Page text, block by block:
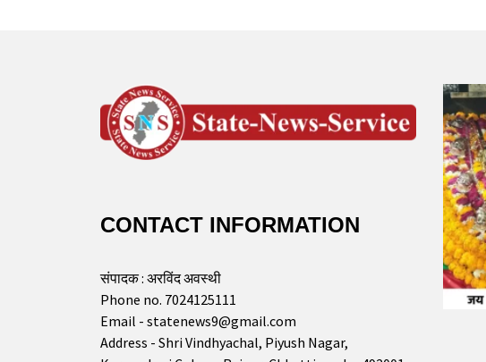
CONTACT INFORMATION
संपादक : अरविंद अवस्थी
Phone no. 7024125111
Email - statenews9@gmail.com
Address - Shri Vindhyachal, Piyush Nagar,